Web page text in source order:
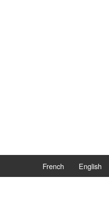
French English